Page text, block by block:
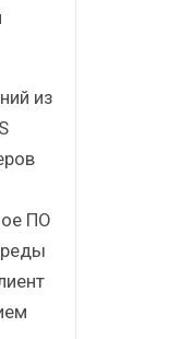
из
ПО